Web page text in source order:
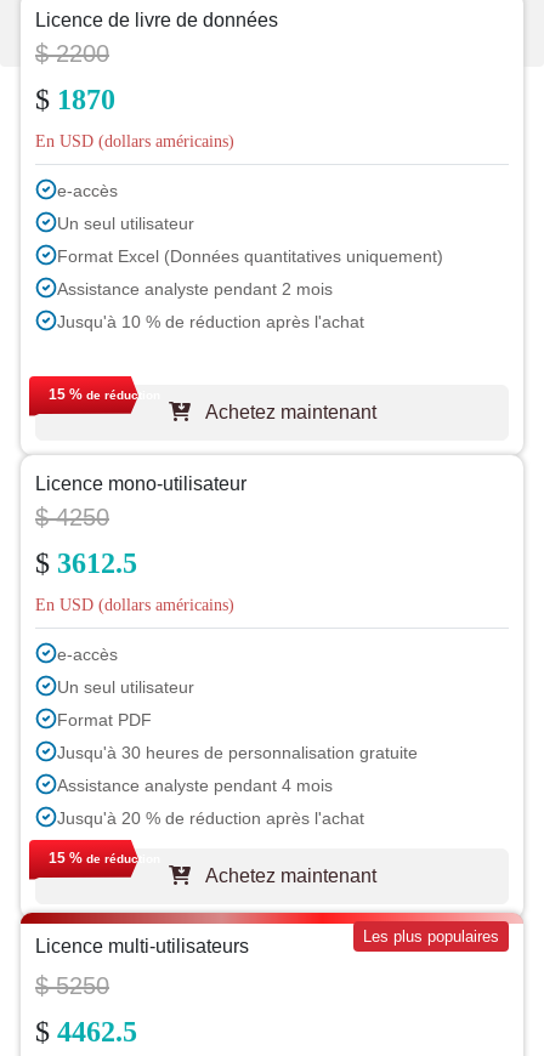
Licence de livre de données
$ 2200
$ 1870
En USD (dollars américains)
e-accès
Un seul utilisateur
Format Excel (Données quantitatives uniquement)
Assistance analyste pendant 2 mois
Jusqu'à 10 % de réduction après l'achat
15 % de réduction
Achetez maintenant
Licence mono-utilisateur
$ 4250
$ 3612.5
En USD (dollars américains)
e-accès
Un seul utilisateur
Format PDF
Jusqu'à 30 heures de personnalisation gratuite
Assistance analyste pendant 4 mois
Jusqu'à 20 % de réduction après l'achat
15 % de réduction
Achetez maintenant
Licence multi-utilisateurs Les plus populaires
$ 5250
$ 4462.5